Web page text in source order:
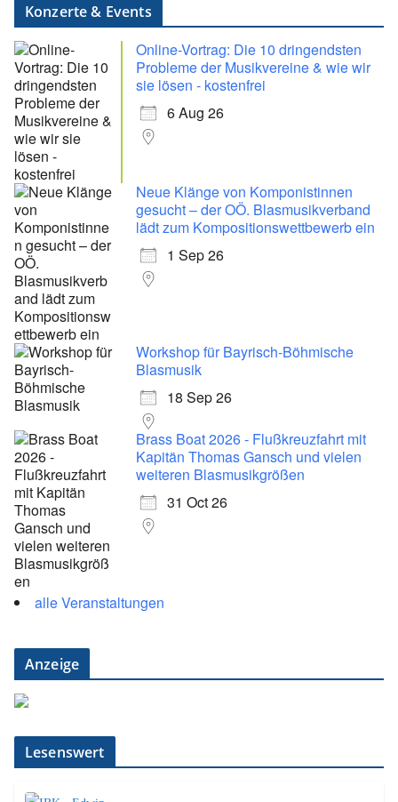
Konzerte & Events
Online-Vortrag: Die 10 dringendsten
Probleme der Musikvereine & wie wir
sie lösen - kostenfrei
6 Aug 26
Neue Klänge von Komponistinnen
gesucht – der OÖ. Blasmusikverband
lädt zum Kompositionswettbewerb ein
1 Sep 26
Workshop für Bayrisch-Böhmische
Blasmusik
18 Sep 26
Brass Boat 2026 - Flußkreuzfahrt mit
Kapitän Thomas Gansch und vielen
weiteren Blasmusikgrößen
31 Oct 26
alle Veranstaltungen
Anzeige
Lesenswert